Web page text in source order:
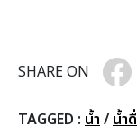
SHARE ON
TAGGED : น้ำ / น้ำ